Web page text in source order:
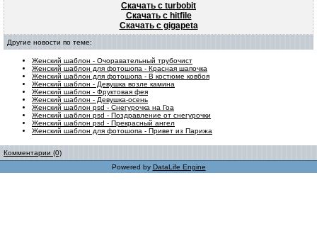
Скачать с turbobit
Скачать с hitfile
Скачать с gigapeta
Другие новости по теме:
Женский шаблон - Очоравательный трубочист
Женский шаблон для фотошопа - Красная шапочка
Женский шаблон для фотошопа - В костюме ковбоя
Женский шаблон - Девушка возле камина
Женский шаблон - Фруктовая фея
Женский шаблон - Девушка-осень
Женский шаблон psd - Снегурочка на Гоа
Женский шаблон psd - Поздравление от снегурочки
Женский шаблон psd - Прекрасный ангел
Женский шаблон для фотошопа - Привет из Парижа
Комментарии (0)
Powered by DataLife Engine